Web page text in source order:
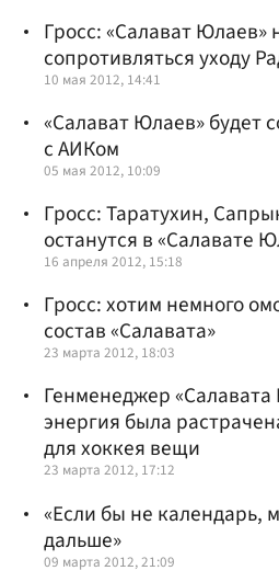
Гросс: «Салават Юлаев»
сопротивляться уходу
10 мая 2012, 14:41
«Салават Юлаев» будет
с АИКом
05 мая 2012, 10:09
Гросс: Таратухин,
останутся в «Салавате
16 апреля 2012, 15:18
Гросс: хотим немного
состав «Салавата»
23 марта 2012, 18:03
Генменеджер
энергия была
для хоккея вещи
23 марта 2012, 17:12
«Если бы не календарь,
дальше»
09 марта 2012, 21:09